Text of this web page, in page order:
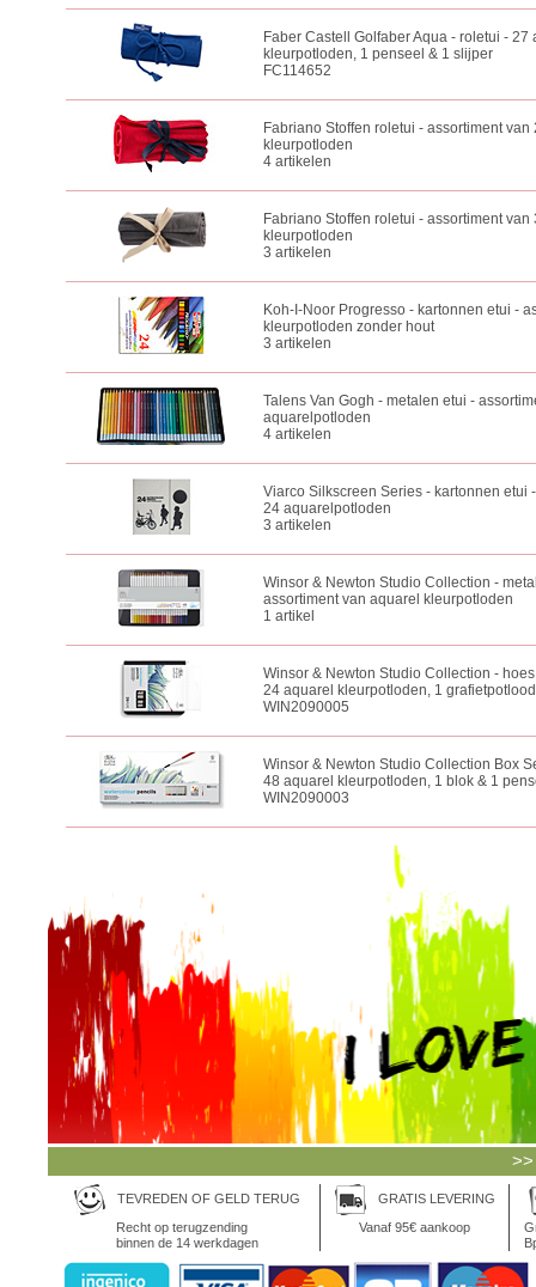
Faber Castell Golfaber Aqua - roletui - 27
kleurpotloden, 1 penseel & 1 slijper
FC114652
Fabriano Stoffen roletui - assortiment van
kleurpotloden
4 artikelen
Fabriano Stoffen roletui - assortiment van
kleurpotloden
3 artikelen
Koh-I-Noor Progresso - kartonnen etui -
kleurpotloden zonder hout
3 artikelen
Talens Van Gogh - metalen etui -
aquarelpotloden
4 artikelen
Viarco Silkscreen Series - kartonnen etui
24 aquarelpotloden
3 artikelen
Winsor & Newton Studio Collection -
assortiment van aquarel kleurpotloden
1 artikel
Winsor & Newton Studio Collection -
24 aquarel kleurpotloden, 1
WIN2090005
Winsor & Newton Studio Collection Box
48 aquarel kleurpotloden, 1 blok & 1
WIN2090003
TEVREDEN OF GELD TERUG
Recht op terugzending
binnen de 14 werkdagen
GRATIS LEVERING
Vanaf 95€ aankoop